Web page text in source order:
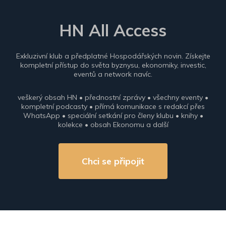
HN All Access
Exkluzivní klub a předplatné Hospodářských novin. Získejte
kompletní přístup do světa byznysu, ekonomiky, investic,
eventů a network navíc.
veškerý obsah HN • přednostní zprávy • všechny eventy •
kompletní podcasty • přímá komunikace s redakcí přes
WhatsApp • speciální setkání pro členy klubu • knihy •
kolekce • obsah Ekonomu a další
Chci se připojit